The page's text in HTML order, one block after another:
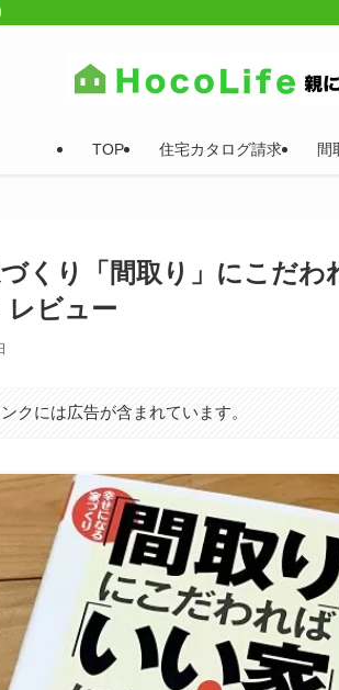
TOP 住宅カタログ請求 間
づくり「間取り」にこだわ
レビュー
クには広告が含まれています。